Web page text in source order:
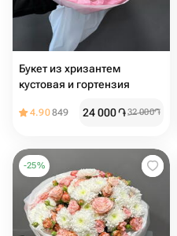
Букет из хризантем
кустовая и гортензия
4.90849 24 000֏32 000֏
-25%